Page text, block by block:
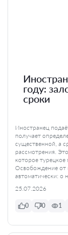
году:
сроки
Иностранец
получает
существенной, а
рассмотрения.
которое турецкое
Освобождение от
автоматически: о
25.07.2026
0 0 1